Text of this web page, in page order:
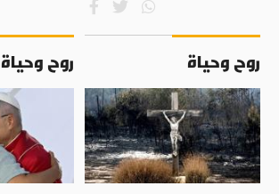
روح وحياة روح وحياة